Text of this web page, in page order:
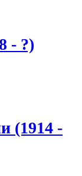
- ?)
(1914 -